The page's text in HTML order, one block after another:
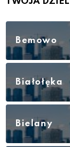
Bemowo
Białołęka
Bielany